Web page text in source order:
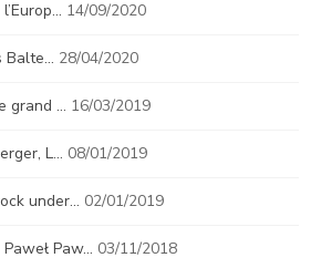
14/09/2020
Balte… 28/04/2020
grand … 16/03/2019
L… 08/01/2019
under… 02/01/2019
Paw… 03/11/2018